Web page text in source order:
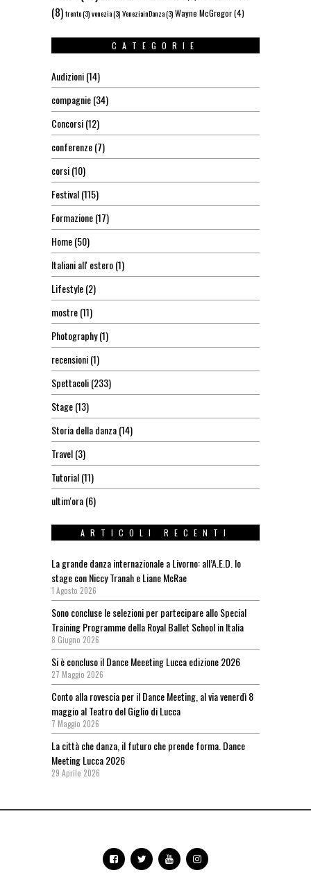
(8)trento(3)venezia(3)VeneziainDanza(3)Wayne McGregor(4)
CATEGORIE
Audizioni(14)
compagnie(34)
Concorsi(12)
conferenze(7)
corsi(10)
Festival(115)
Formazione(17)
Home(50)
Italiani all' estero(1)
Lifestyle(2)
mostre(11)
Photography(1)
recensioni(1)
Spettacoli(233)
Stage(13)
Storia della danza(14)
Travel(3)
Tutorial(11)
ultim'ora(6)
ARTICOLI RECENTI
La grande danza internazionale a Livorno: all’A.E.D. lo
stage con Niccy Tranah e Liane McRae
1 Agosto 2026
Sono concluse le selezioni per partecipare allo Special
Training Programme della Royal Ballet School in Italia
8 Giugno 2026
Si è concluso il Dance Meeeting Lucca edizione 2026
27 Maggio 2026
Conto alla rovescia per il Dance Meeting, al via venerdì 8
maggio al Teatro del Giglio di Lucca
7 Maggio 2026
La città che danza, il futuro che prende forma. Dance
Meeting Lucca 2026
29 Aprile 2026